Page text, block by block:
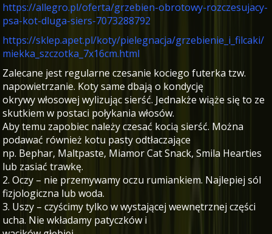
https://allegro.pl/oferta/grzebien-obrotowy-rozczesujacy-
psa-kot-dluga-siers-7073288792
https://sklep.apet.pl/koty/pielegnacja/grzebienie_i_filcaki/
miekka_szczotka_7x16cm.html
Zalecane jest regularne czesanie kociego futerka tzw.
napowietrzanie. Koty same dbają o kondycję
okrywy włosowej wylizując sierść. Jednakże wiąże się to ze
skutkiem w postaci połykania włosów.
Aby temu zapobiec należy czesać kocią sierść. Można
podawać również kotu pasty odtłaczające
np. Bephar, Maltpaste, Miamor Cat Snack, Smila Hearties
lub zasiać trawkę.
2. Oczy – nie przemywamy oczu rumiankiem. Najlepiej sól
fizjologiczna lub woda.
3. Uszy – czyścimy tylko w wystającej wewnętrznej części
ucha. Nie wkładamy patyczków i